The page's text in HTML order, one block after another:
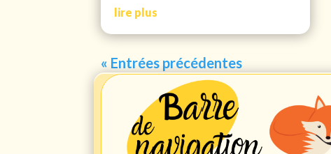
lire plus
« Entrées précédentes